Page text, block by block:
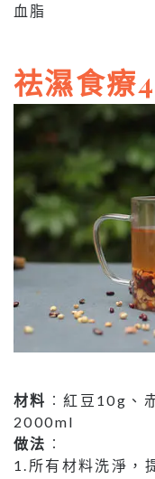
血脂
祛濕食療
材料 ︰紅豆10g、
2000ml
做法 ︰
1.所有材料洗淨，